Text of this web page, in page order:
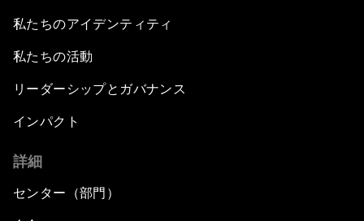
私たちのアイデンティティ
私たちの活動
リーダーシップとガバナンス
インパクト
詳細
センター（部門）